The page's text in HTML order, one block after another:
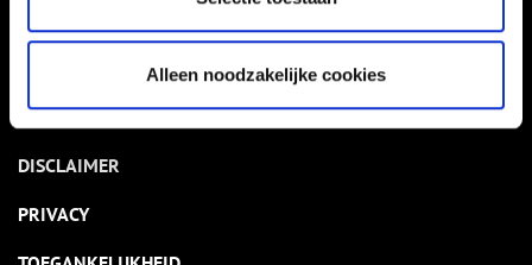
Alleen noodzakelijke cookies
NIEUWSBRIEF
DISCLAIMER
PRIVACY